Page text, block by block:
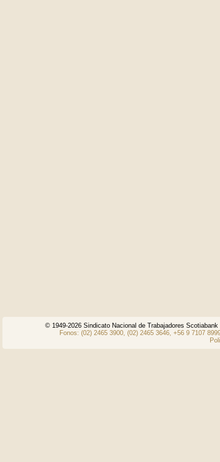
© 1949-2026 Sindicato Nacional de Trabajadores
Fonos: (02) 2465 3900, (02) 2465 3646, +56 9 7107